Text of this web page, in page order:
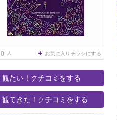
0 人 お気に入りチラシにする
観たい！クチコミをする
観てきた！クチコミをする